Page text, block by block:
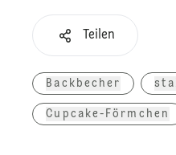
Teilen
Backbecher
Cupcake-Förmchen